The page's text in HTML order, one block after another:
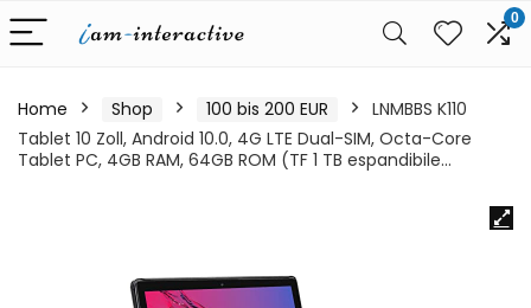
0
Home Shop 100 bis 200 EUR
LNMBBS K110
Tablet 10 Zoll, Android 10.0, 4G LTE Dual-SIM, Octa-Core
Tablet PC, 4GB RAM, 64GB ROM (TF 1 TB espandibile…